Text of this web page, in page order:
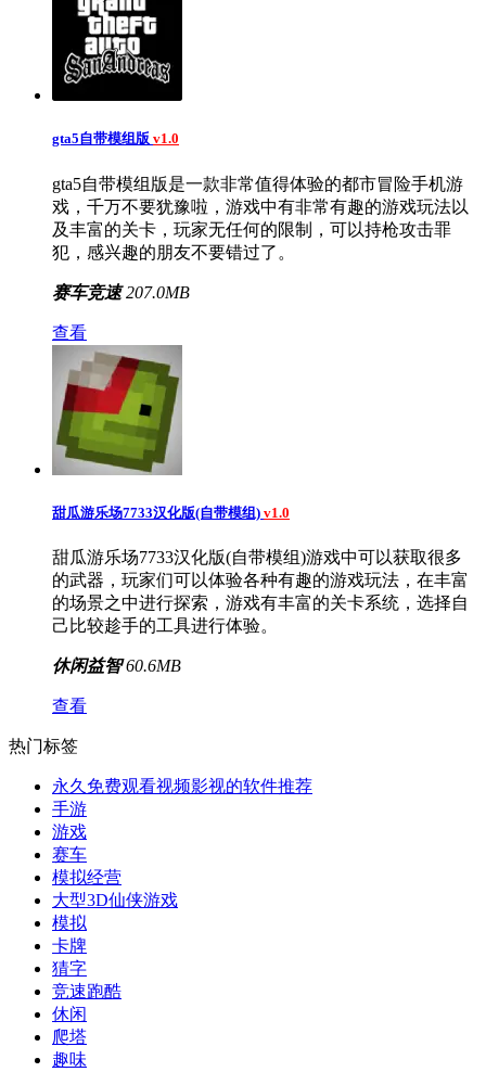
gta5自带模组版 v1.0
gta5自带模组版是一款非常值得体验的都市冒险手机游
戏，千万不要犹豫啦，游戏中有非常有趣的游戏玩法以
及丰富的关卡，玩家无任何的限制，可以持枪攻击罪
犯，感兴趣的朋友不要错过了。
赛车竞速 207.0MB
查看
甜瓜游乐场7733汉化版(自带模组) v1.0
甜瓜游乐场7733汉化版(自带模组)游戏中可以获取很多
的武器，玩家们可以体验各种有趣的游戏玩法，在丰富
的场景之中进行探索，游戏有丰富的关卡系统，选择自
己比较趁手的工具进行体验。
休闲益智 60.6MB
查看
热门标签
永久免费观看视频影视的软件推荐
手游
游戏
赛车
模拟经营
大型3D仙侠游戏
模拟
卡牌
猜字
竞速跑酷
休闲
爬塔
趣味